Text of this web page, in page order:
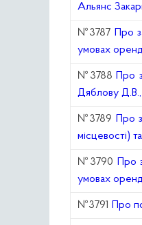
Альянс
№3787
Про
умовах
№3788
Про
Дяблову Д.В.,
№3789
Про
місцевості)
№3790
Про
умовах
№3791 Про